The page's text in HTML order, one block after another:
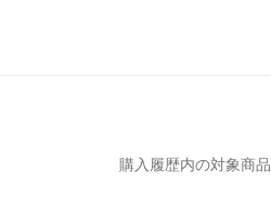
購入履歴内の対象商